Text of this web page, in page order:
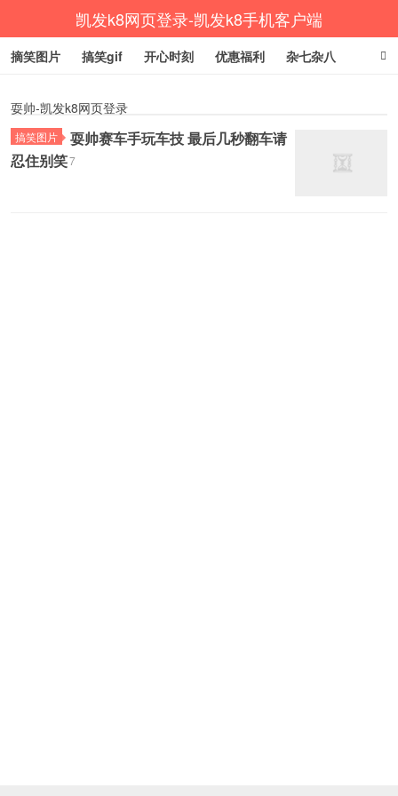
凯发k8网页登录-凯发k8手机客户端
摘笑图片 搞笑gif 开心时刻 优惠福利 杂七杂八
耍帅-凯发k8网页登录
搞笑图片
耍帅赛车手玩车技 最后几秒翻车请
忍住别笑7